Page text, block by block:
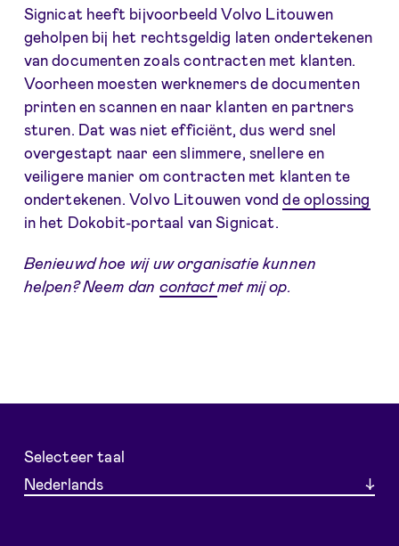
Signicat heeft bijvoorbeeld Volvo Litouwen
geholpen bij het rechtsgeldig laten ondertekenen
van documenten zoals contracten met klanten.
Voorheen moesten werknemers de documenten
printen en scannen en naar klanten en partners
sturen. Dat was niet efficiënt, dus werd snel
overgestapt naar een slimmere, snellere en
veiligere manier om contracten met klanten te
ondertekenen. Volvo Litouwen vondde oplossing
in het Dokobit-portaal van Signicat.
Benieuwd hoe wij uw organisatie kunnen
helpen? Neem dan contactmet mij op.
Selecteer taal
Nederlands